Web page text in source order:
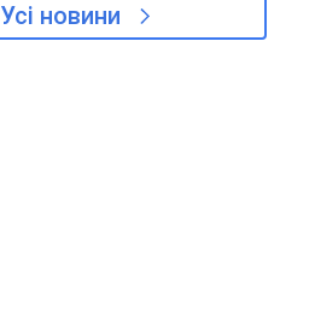
Усі новини